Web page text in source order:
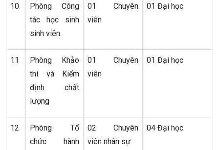
10
Phòng Công
tác học sinh
sinh viên
01 Chuyên
viên
01 Đại học
11
Phòng Khảo
thí và Kiểm
định chất
lượng
01 Chuyên
viên
01 Đại học
12
Phòng Tổ
chức hành
02 Chuyên
viên nhân sự
04 Đại học